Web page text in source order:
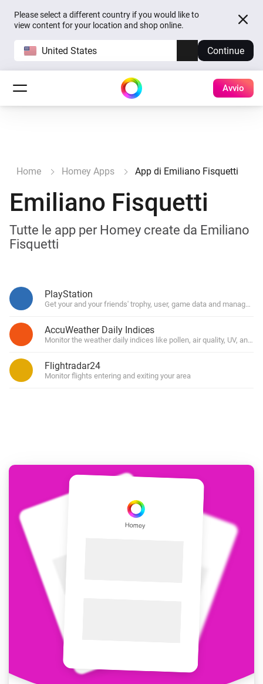
Please select a different country if you would like to
view content for your location and shop online.
United States Continue
Avvio
Home Homey Apps App di Emiliano Fisquetti
Emiliano Fisquetti
Tutte le app per Homey create da Emiliano
Fisquetti
PlayStation
Get your and your friends' trophy, user, game data and manage
AccuWeather Daily Indices
Monitor the weather daily indices like pollen, air quality, UV, and
Flightradar24
Monitor flights entering and exiting your area